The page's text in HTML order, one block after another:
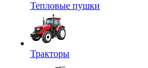
Тепловые пушки
Тракторы